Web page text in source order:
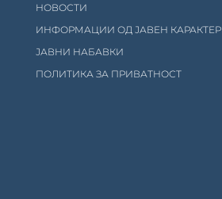
НОВОСТИ
ИНФОРМАЦИИ ОД ЈАВЕН КАРАКТЕР
ЈАВНИ НАБАВКИ
ПОЛИТИКА ЗА ПРИВАТНОСТ